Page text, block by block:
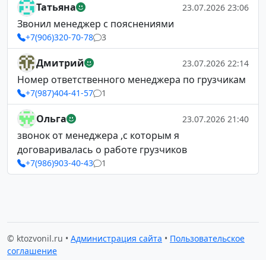
Татьяна 23.07.2026 23:06
Звонил менеджер с пояснениями
+7(906)320-70-78 3
Дмитрий 23.07.2026 22:14
Номер ответственного менеджера по грузчикам
+7(987)404-41-57 1
Ольга 23.07.2026 21:40
звонок от менеджера ,с которым я
договаривалась о работе грузчиков
+7(986)903-40-43 1
© ktozvonil.ru • Администрация сайта • Пользовательское
соглашение